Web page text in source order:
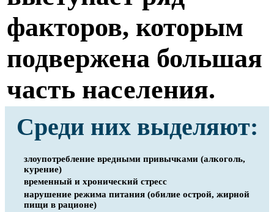
факторов, которым
подвержена большая
часть населения.
Среди них выделяют:
злоупотребление вредными привычками (алкоголь,
курение)
временный и хронический стресс
нарушение режима питания (обилие острой, жирной
пищи в рационе)